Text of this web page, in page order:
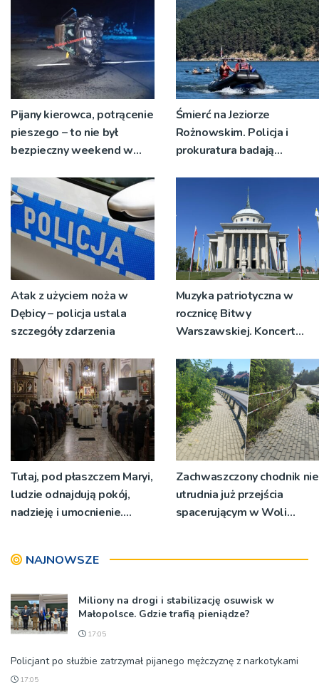
Pijany kierowca, potrącenie
pieszego – to nie był
bezpieczny weekend w
Śmierć na Jeziorze
Rożnowskim. Policja i
prokuratura badają
Atak z użyciem noża w
Dębicy – policja ustala
szczegóły zdarzenia
Muzyka patriotyczna w
rocznicę Bitwy
Warszawskiej. Koncert
Tutaj, pod płaszczem Maryi,
ludzie odnajdują pokój,
nadzieję i umocnienie.
Zachwaszczony chodnik nie
utrudnia już przejścia
spacerującym w Woli
NAJNOWSZE
Miliony na drogi i stabilizację osuwisk w
Małopolsce. Gdzie trafią pieniądze?
17:05
Policjant po służbie zatrzymał pijanego mężczyznę z narkotykami
17:05